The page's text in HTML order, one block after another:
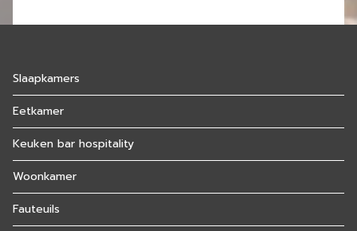
Slaapkamers
Eetkamer
Keuken bar hospitality
Woonkamer
Fauteuils